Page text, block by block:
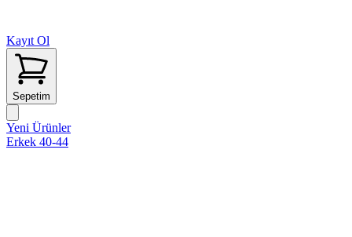
Kayıt Ol
Sepetim
Yeni Ürünler
Erkek 40-44